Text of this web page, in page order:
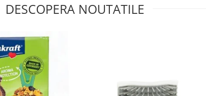
DESCOPERA NOUTATILE